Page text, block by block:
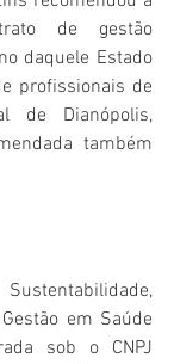
de gestão
daquele Estado
profissionais de
de Dianópolis,
também
em Saúde
sob o CNPJ